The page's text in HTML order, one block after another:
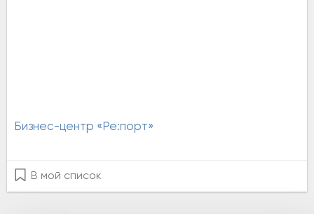
Бизнес-центр «Ре:порт»
В мой список